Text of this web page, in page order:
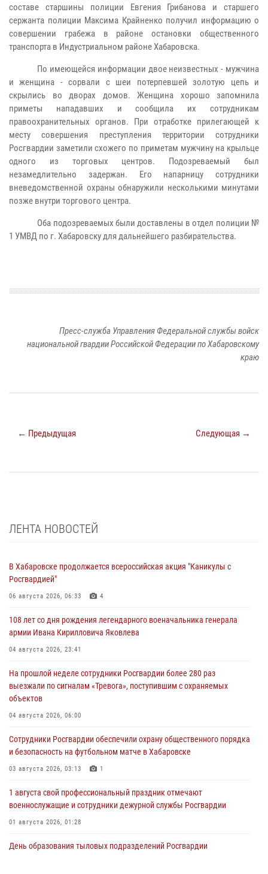
составе старшины полиции Евгения Грибанова и старшего
сержанта полиции Максима Крайненко получил информацию о
совершении грабежа в районе остановки общественного
транспорта в Индустриальном районе Хабаровска.
По имеющейся информации двое неизвестных - мужчина
и женщина - сорвали с шеи потерпевшей золотую цепь и
скрылись во дворах домов. Женщина хорошо запомнила
приметы нападавших и сообщила их сотрудникам
правоохранительных органов. При отработке прилегающей к
месту совершения преступления территории сотрудники
Росгвардии заметили схожего по приметам мужчину на крыльце
одного из торговых центров. Подозреваемый был
незамедлительно задержан. Его напарницу сотрудники
вневедомственной охраны обнаружили несколькими минутами
позже внутри торгового центра.
Оба подозреваемых были доставлены в отдел полиции №
1 УМВД по г. Хабаровску для дальнейшего разбирательства.
Пресс-служба Управления Федеральной службы войск
национальной гвардии Российской Федерации по Хабаровскому
краю
← Предыдущая Следующая →
ЛЕНТА НОВОСТЕЙ
В Хабаровске продолжается всероссийская акция "Каникулы с
Росгвардией"
06 августа 2026, 06:33 4
108 лет со дня рождения легендарного военачальника генерала
армии Ивана Кирилловича Яковлева
04 августа 2026, 23:41
На прошлой неделе сотрудники Росгвардии более 280 раз
выезжали по сигналам «Тревога», поступившим с охраняемых
объектов
04 августа 2026, 06:00
Сотрудники Росгвардии обеспечили охрану общественного порядка
и безопасность на футбольном матче в Хабаровске
03 августа 2026, 03:13 1
1 августа свой профессиональный праздник отмечают
военнослужащие и сотрудники дежурной службы Росгвардии
01 августа 2026, 01:28
День образования тыловых подразделений Росгвардии